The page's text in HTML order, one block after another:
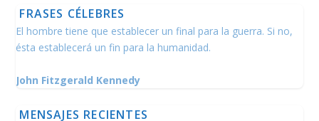
FRASES CÉLEBRES
El hombre tiene que establecer un final para la guerra. Si no,
ésta establecerá un fin para la humanidad.
John Fitzgerald Kennedy
MENSAJES RECIENTES